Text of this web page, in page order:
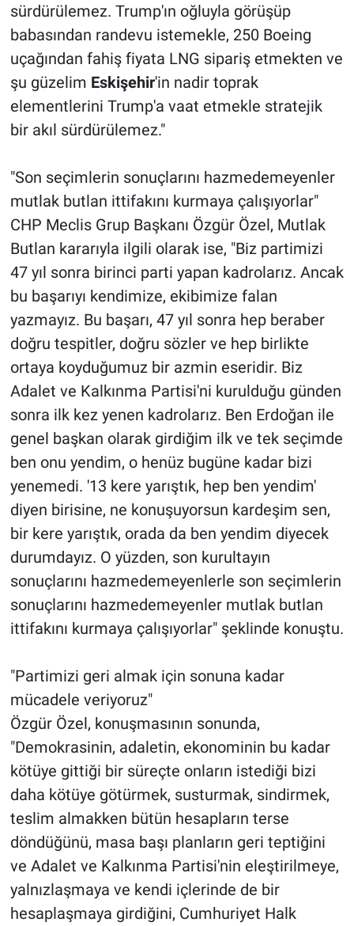
sürdürülemez. Trump'ın oğluyla görüşüp
babasından randevu istemekle, 250 Boeing
uçağından fahiş fiyata LNG sipariş etmekten ve
şu güzelim Eskişehir'in nadir toprak
elementlerini Trump'a vaat etmekle stratejik
bir akıl sürdürülemez."
"Son seçimlerin sonuçlarını hazmedemeyenler
mutlak butlan ittifakını kurmaya çalışıyorlar"
CHP Meclis Grup Başkanı Özgür Özel, Mutlak
Butlan kararıyla ilgili olarak ise, "Biz partimizi
47 yıl sonra birinci parti yapan kadrolarız. Ancak
bu başarıyı kendimize, ekibimize falan
yazmayız. Bu başarı, 47 yıl sonra hep beraber
doğru tespitler, doğru sözler ve hep birlikte
ortaya koyduğumuz bir azmin eseridir. Biz
Adalet ve Kalkınma Partisi'ni kurulduğu günden
sonra ilk kez yenen kadrolarız. Ben Erdoğan ile
genel başkan olarak girdiğim ilk ve tek seçimde
ben onu yendim, o henüz bugüne kadar bizi
yenemedi. '13 kere yarıştık, hep ben yendim'
diyen birisine, ne konuşuyorsun kardeşim sen,
bir kere yarıştık, orada da ben yendim diyecek
durumdayız. O yüzden, son kurultayın
sonuçlarını hazmedemeyenlerle son seçimlerin
sonuçlarını hazmedemeyenler mutlak butlan
ittifakını kurmaya çalışıyorlar" şeklinde konuştu.
"Partimizi geri almak için sonuna kadar
mücadele veriyoruz"
Özgür Özel, konuşmasının sonunda,
"Demokrasinin, adaletin, ekonominin bu kadar
kötüye gittiği bir süreçte onların istediği bizi
daha kötüye götürmek, susturmak, sindirmek,
teslim almakken bütün hesapların terse
döndüğünü, masa başı planların geri teptiğini
ve Adalet ve Kalkınma Partisi'nin eleştirilmeye,
yalnızlaşmaya ve kendi içlerinde de bir
hesaplaşmaya girdiğini, Cumhuriyet Halk